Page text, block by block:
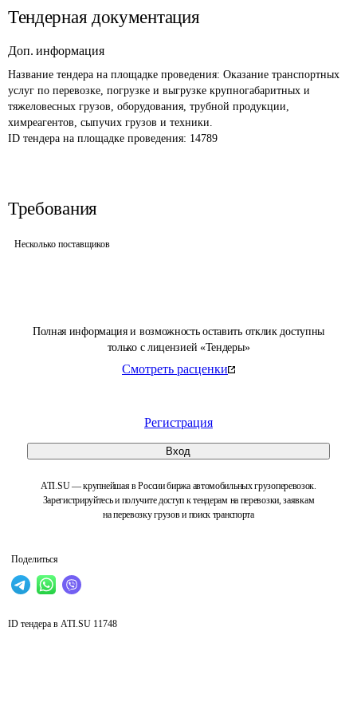
Полная информация и возможность оставить отклик доступны
только с лицензией «Тендеры»
Смотреть расценки
Регистрация
Вход
ATI.SU — крупнейшая в России биржа автомобильных грузоперевозок.
Зарегистрируйтесь и получите доступ к тендерам на перевозки, заявкам
на перевозку грузов и поиск транспорта
Поделиться
Тендерная документация
Доп. информация
Название тендера на площадке проведения: Оказание транспортных
услуг по перевозке, погрузке и выгрузке крупногабаритных и
тяжеловесных грузов, оборудования, трубной продукции,
химреагентов, сыпучих грузов и техники.
ID тендера на площадке проведения: 14789
Требования
Несколько поставщиков
ID тендера в ATI.SU 11748